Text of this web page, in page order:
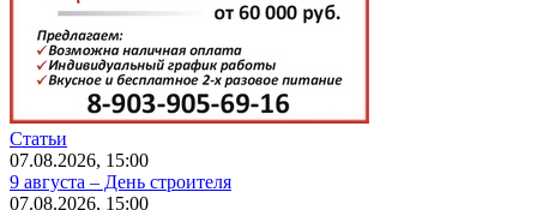
Статьи
07.08.2026, 15:00
9 августа – День строителя
07.08.2026, 15:00